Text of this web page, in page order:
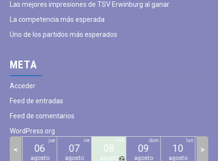
Las mejores impresiones de TSV Erwinburg al ganar
La competencia más esperada
Uno de los partidos más esperados
META
Acceder
Feed de entradas
Feed de comentarios
WordPress.org
06
agosto
jue
07
agosto
vie
08
agosto
sáb
09
agosto
dom
10
agosto
lun
< >